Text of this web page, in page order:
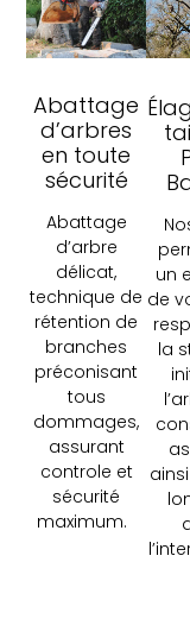
Abattage
d’arbres
en toute
sécurité
Abattage
d’arbre
délicat,
technique de
rétention de
branches
préconisant
tous
dommages,
assurant
controle et
sécurité
maximum.
un
de
la